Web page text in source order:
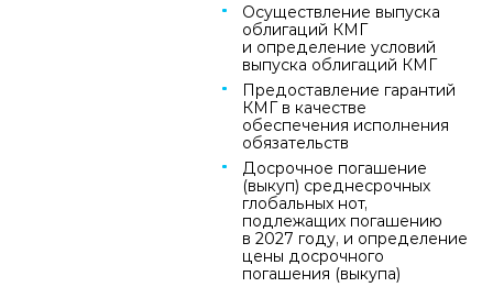
Осуществление выпуска
облигаций КМГ
и определение условий
выпуска облигаций КМГ
Предоставление гарантий
КМГ в качестве
обеспечения исполнения
обязательств
Досрочное погашение
(выкуп) среднесрочных
глобальных нот,
подлежащих погашению
в 2027 году, и определение
цены досрочного
погашения (выкупа)